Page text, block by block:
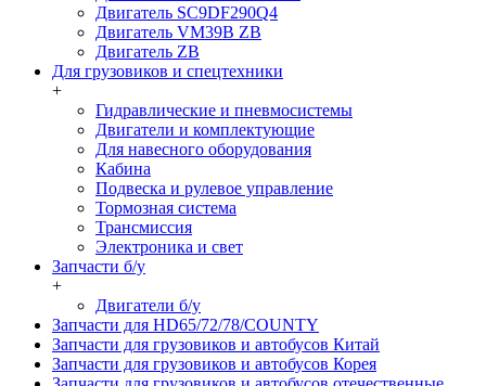
Двигатель SC9DF290Q4
Двигатель VM39B ZB
Двигатель ZB
Для грузовиков и спецтехники
+
Гидравлические и пневмосистемы
Двигатели и комплектующие
Для навесного оборудования
Кабина
Подвеска и рулевое управление
Тормозная система
Трансмиссия
Электроника и свет
Запчасти б/у
+
Двигатели б/у
Запчасти для HD65/72/78/COUNTY
Запчасти для грузовиков и автобусов Китай
Запчасти для грузовиков и автобусов Корея